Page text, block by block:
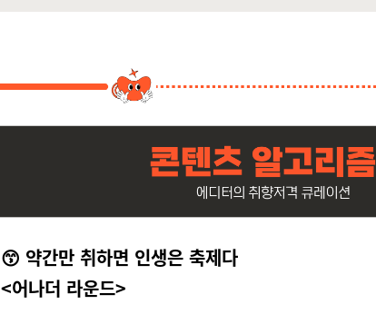
😙 약간만 취하면 인생은 축제다
<어나더 라운드>